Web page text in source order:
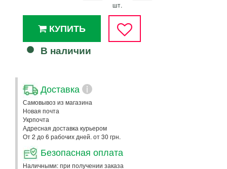
шт.
КУПИТЬ
В наличии
Доставка i
Самовывоз из магазина
Новая почта
Укрпочта
Адресная доставка курьером
От 2 до 6 рабочих дней. от 30 грн.
Безопасная оплата
Наличными: при получении заказа